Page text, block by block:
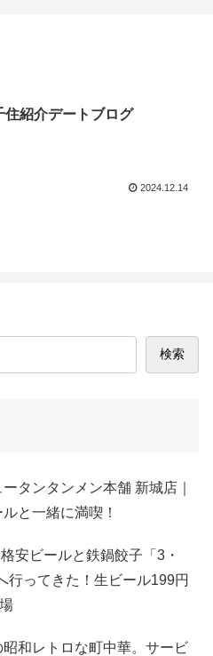
住紹介デートブログ
2024.12.14
検索
タンタンメン本舗 新城店｜
と一緒に満喫！
安ビールと鉄鍋餃子「3・
行ってきた！生ビール199円
昭和レトロな町中華。サービ